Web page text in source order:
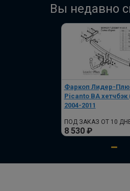
Вы недавно
Фаркоп Лидер-
Picanto BA хетчбэк
2004-2011
ПОД ЗАКАЗ ОТ 10
8 530 ₽